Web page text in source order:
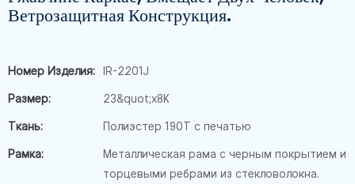
Ветрозащитная Конструкция.
Номер Изделия: IR-2201J
Размер: 23&quot;x8K
Ткань: Полиэстер 190T с печатью
Рамка:
Металлическая рама с черным покрытием и
торцевыми ребрами из стекловолокна.